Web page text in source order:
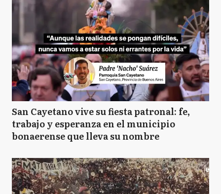
San Cayetano vive su fiesta patronal: fe,
trabajo y esperanza en el municipio
bonaerense que lleva su nombre